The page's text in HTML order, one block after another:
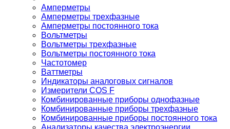
Амперметры
Амперметры трехфазные
Амперметры постоянного тока
Вольтметры
Вольтметры трехфазные
Вольтметры постоянного тока
Частотомер
Ваттметры
Индикаторы аналоговых сигналов
Измерители COS F
Комбинированные приборы однофазные
Комбинированные приборы трехфазные
Комбинированные приборы постоянного тока
Анализаторы качества электроэнергии